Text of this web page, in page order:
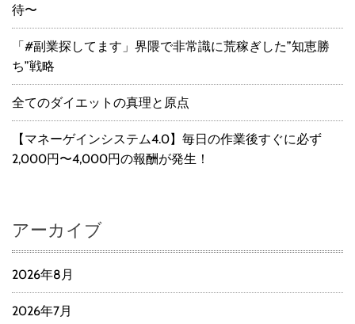
待〜
「#副業探してます」界隈で非常識に荒稼ぎした”知恵勝
ち”戦略
全てのダイエットの真理と原点
【マネーゲインシステム4.0】毎日の作業後すぐに必ず
2,000円〜4,000円の報酬が発生！
アーカイブ
2026年8月
2026年7月